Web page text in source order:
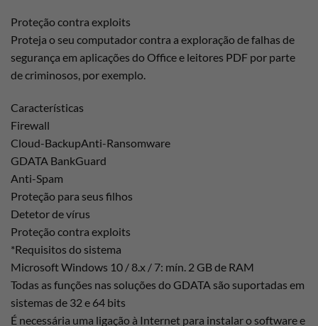
Proteção contra exploits
Proteja o seu computador contra a exploração de falhas de
segurança em aplicações do Office e leitores PDF por parte
de criminosos, por exemplo.
Características
Firewall
Cloud-BackupAnti-Ransomware
GDATA BankGuard
Anti-Spam
Proteção para seus filhos
Detetor de vírus
Proteção contra exploits
*Requisitos do sistema
Microsoft Windows 10 / 8.x / 7: mín. 2 GB de RAM
Todas as funções nas soluções do GDATA são suportadas em
sistemas de 32 e 64 bits
É necessária uma ligação à Internet para instalar o software e